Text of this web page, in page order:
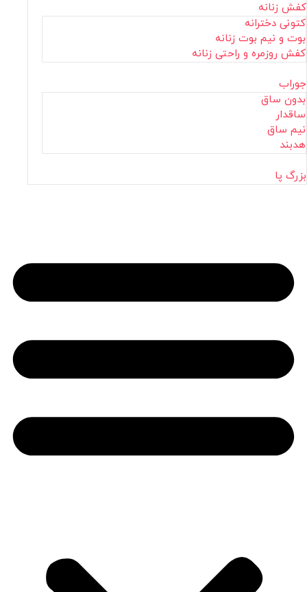
کفش زنانه
کتونی دخترانه
بوت و نیم بوت زنانه
کفش روزمره و راحتی زنانه
جوراب
بدون ساق
ساقدار
نیم ساق
هدبند
بزرگ پا